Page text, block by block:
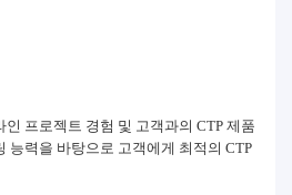
인 프로젝트 경험 및 고객과의 CTP 제품
능력을 바탕으로 고객에게 최적의 CTP